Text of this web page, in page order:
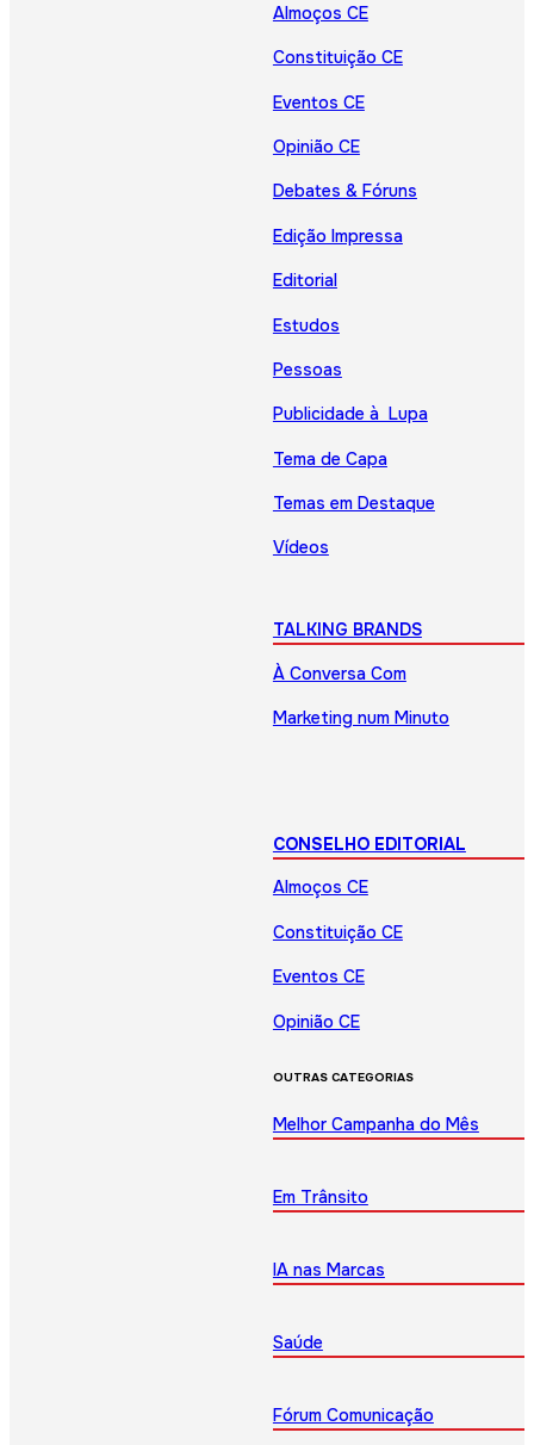
Almoços CE
Constituição CE
Eventos CE
Opinião CE
Debates & Fóruns
Edição Impressa
Editorial
Estudos
Pessoas
Publicidade à Lupa
Tema de Capa
Temas em Destaque
Vídeos
TALKING BRANDS
À Conversa Com
Marketing num Minuto
CONSELHO EDITORIAL
Almoços CE
Constituição CE
Eventos CE
Opinião CE
OUTRAS CATEGORIAS
Melhor Campanha do Mês
Em Trânsito
IA nas Marcas
Saúde
Fórum Comunicação